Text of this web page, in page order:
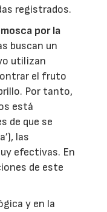
registrados.
por la
buscan un
utilizan
el fruto
Por tanto,
está
de que se
las
efectivas. En
de este
y en la